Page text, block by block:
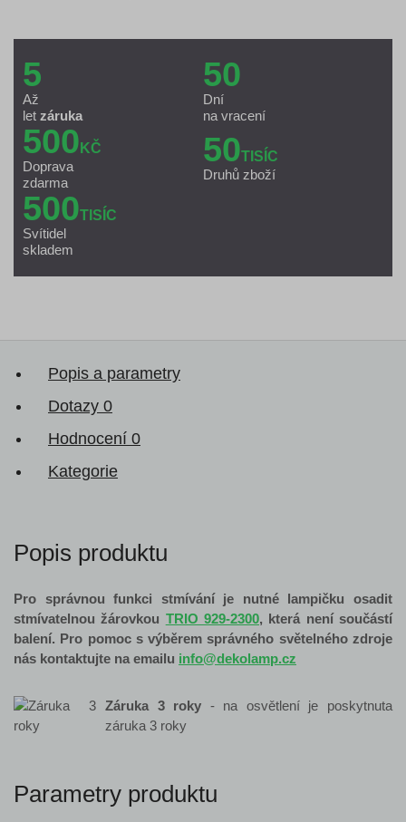
5
Až
let záruka
50
Dní
na vracení
500 KČ
Doprava
zdarma
50TISÍC
Druhů zboží
500TISÍC
Svítidel
skladem
Popis a parametry
Dotazy 0
Hodnocení 0
Kategorie
Popis produktu
Pro správnou funkci stmívání je nutné lampičku osadit
stmívatelnou žárovkou TRIO 929-2300, která není součástí
balení. Pro pomoc s výběrem správného světelného zdroje
nás kontaktujte na emailu info@dekolamp.cz
Záruka 3 roky - na osvětlení je poskytnuta
záruka 3 roky
Parametry produktu